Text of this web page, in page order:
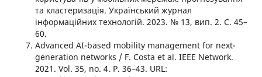
та кластеризація. Український журнал
інформаційних технологій. 2023. № 13, вип. 2. С. 45–
60.
Advanced AI-based mobility management for next-
generation networks / F. Costa et al. IEEE Network.
2021. Vol. 35, no. 4. P. 36–43. URL: